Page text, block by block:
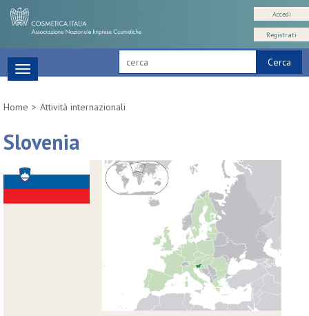
Cerca
Accedi
Registrati
Toggle
navigation
Home
Attività internazionali
Slovenia